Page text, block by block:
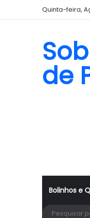
Quinta-feira,
de
Bolinhos e